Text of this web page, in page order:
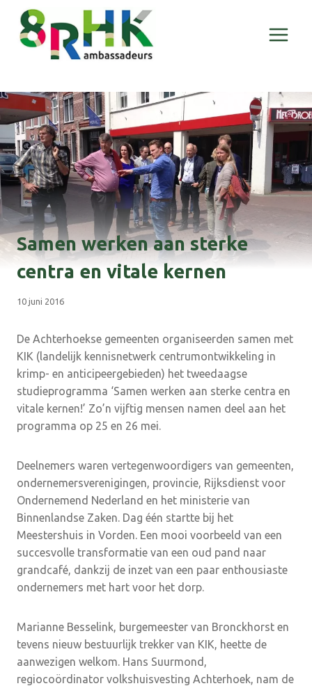
Doorgaan
naar
inhoud
Samen werken aan sterke
centra en vitale kernen
10 juni 2016
De Achterhoekse gemeenten organiseerden samen met
KIK (landelijk kennisnetwerk centrumontwikkeling in
krimp- en anticipeergebieden) het tweedaagse
studieprogramma ‘Samen werken aan sterke centra en
vitale kernen!’ Zo’n vijftig mensen namen deel aan het
programma op 25 en 26 mei.
Deelnemers waren vertegenwoordigers van gemeenten,
ondernemersverenigingen, provincie, Rijksdienst voor
Ondernemend Nederland en het ministerie van
Binnenlandse Zaken. Dag één startte bij het
Meestershuis in Vorden. Een mooi voorbeeld van een
succesvolle transformatie van een oud pand naar
grandcafé, dankzij de inzet van een paar enthousiaste
ondernemers met hart voor het dorp.
Marianne Besselink, burgemeester van Bronckhorst en
tevens nieuw bestuurlijk trekker van KIK, heette de
aanwezigen welkom. Hans Suurmond,
regiocoördinator volkshuisvesting Achterhoek, nam de